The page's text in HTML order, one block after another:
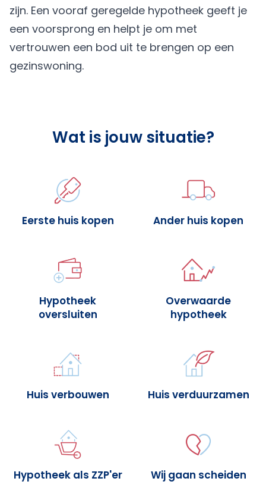
zijn. Een vooraf geregelde hypotheek geeft je
een voorsprong en helpt je om met
vertrouwen een bod uit te brengen op een
gezinswoning.
Wat is jouw situatie?
Eerste huis kopen Ander huis kopen
Hypotheek
oversluiten
Overwaarde
hypotheek
Huis verbouwen Huis verduurzamen
Hypotheek als ZZP'er Wij gaan scheiden